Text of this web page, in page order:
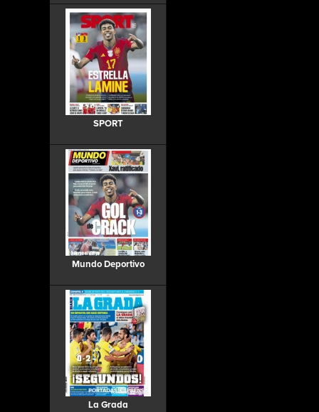
SPORT
Mundo Deportivo
La Grada